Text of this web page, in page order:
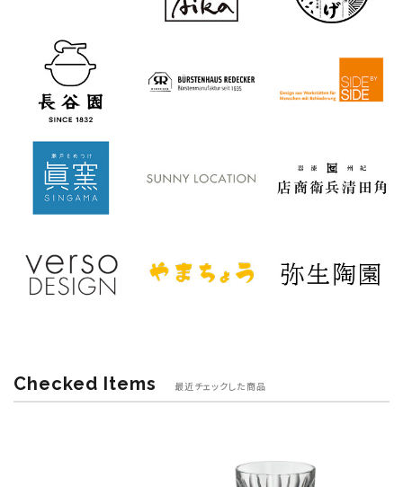
Checked Items 最近チェックした商品